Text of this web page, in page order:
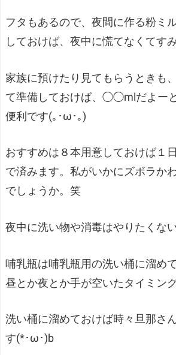
フタもあるので、夜間に作る粉ミ
しておけば、夜中に慌てなくてすみ
家族に預けたり見てもらうときも
て準備しておけば、◯◯mlだよー
便利です(｡･ω･｡)
おすすめは８本用意しておけば１
で済みます。私がいかにズボラか
でしょうか。笑
夜中に洗い物や消毒はやりたくな
哺乳瓶は哺乳瓶用の洗い桶に溜め
昼とか夜とか手が空いたタイミン
洗い桶に溜めておけば時々旦那さ
す(*･ω･)b